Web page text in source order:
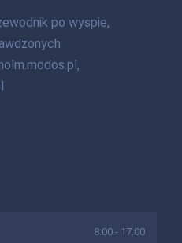
po wyspie,
8:00 - 17:00